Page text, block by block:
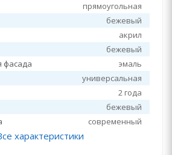
прямоугольная
бежевый
акрил
бежевый
фасада
эмаль
универсальная
2 года
бежевый
современный
характеристики